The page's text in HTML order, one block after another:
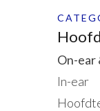
On-ear
In-ear